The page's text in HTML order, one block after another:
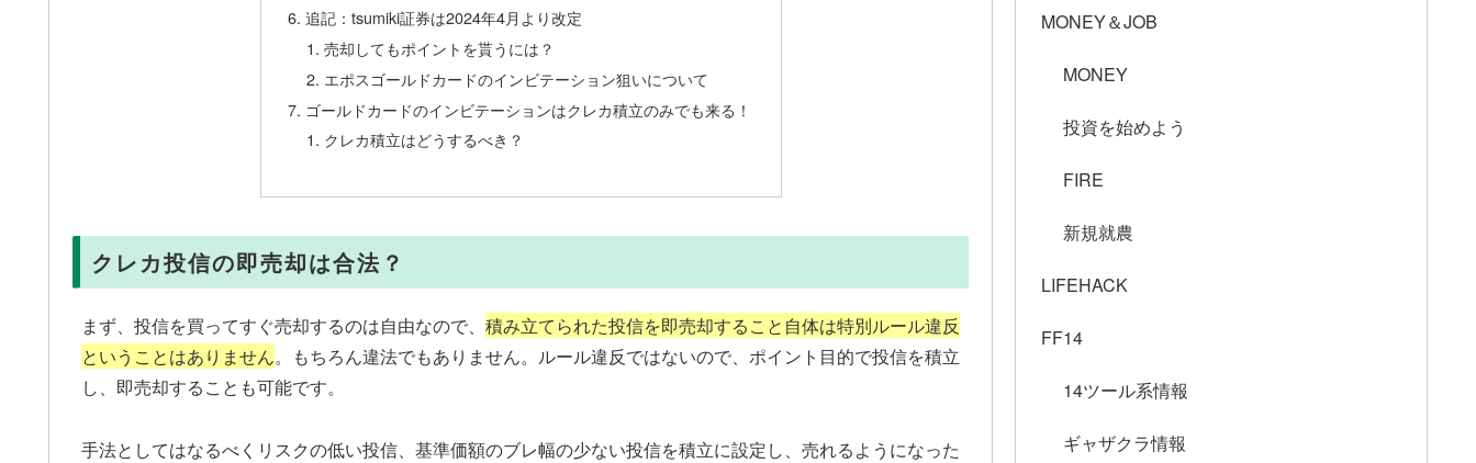
追記：tsumiki証券は2024年4月より改定
売却してもポイントを貰うには？
エポスゴールドカードのインビテーション狙いについて
ゴールドカードのインビテーションはクレカ積立のみでも来る！
クレカ積立はどうするべき？
クレカ投信の即売却は合法？
まず、投信を買ってすぐ売却するのは自由なので、 積み立てられた投信を即売却すること自体は特別ルール違反
ということはありません。もちろん違法でもありません。ルール違反ではないので、ポイント目的で投信を積立
し、即売却することも可能です。
手法としてはなるべくリスクの低い投信、基準価額のブレ幅の少ない投信を積立に設定し、売れるようになった
MONEY＆JOB
MONEY
投資を始めよう
FIRE
新規就農
LIFEHACK
FF14
14ツール系情報
ギャザクラ情報